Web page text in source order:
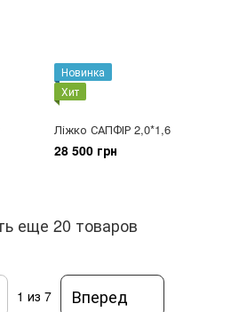
Новинка
Хит
Ліжко САПФІР 2,0*1,6
28 500 грн
еще 20 товаров
1 из 7 Вперед